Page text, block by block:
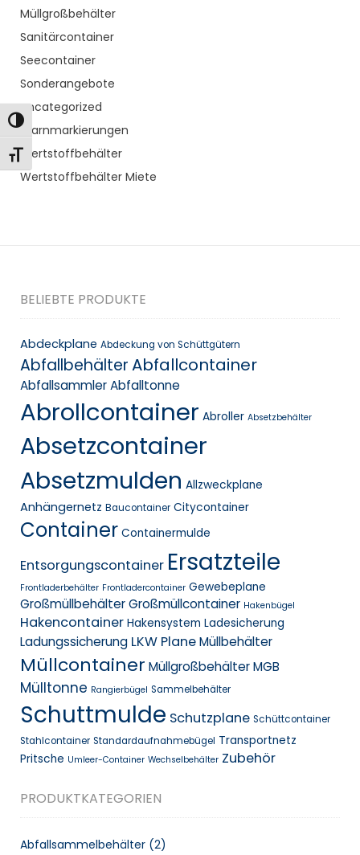
Toggle High Contrast
Toggle Font size
Müllgroßbehälter
Sanitärcontainer
Seecontainer
Sonderangebote
Uncategorized
Warnmarkierungen
Wertstoffbehälter
Wertstoffbehälter Miete
BELIEBTE PRODUKTE
Abdeckplane Abdeckung von Schüttgütern
AbfallbehälterAbfallcontainer
AbfallsammlerAbfalltonne
Abrollcontainer Abroller Absetzbehälter
Absetzcontainer
Absetzmulden Allzweckplane
Anhängernetz Baucontainer Citycontainer
Container Containermulde
Entsorgungscontainer Ersatzteile
Frontladerbehälter Frontladercontainer Gewebeplane
GroßmüllbehälterGroßmüllcontainer Hakenbügel
Hakencontainer Hakensystem Ladesicherung
Ladungssicherung LKW PlaneMüllbehälter
Müllcontainer Müllgroßbehälter MGB
Mülltonne Rangierbügel Sammelbehälter
Schuttmulde Schutzplane Schüttcontainer
Stahlcontainer Standardaufnahmebügel Transportnetz
Pritsche Umleer-Container Wechselbehälter Zubehör
PRODUKTKATEGORIEN
Abfallsammelbehälter (2)